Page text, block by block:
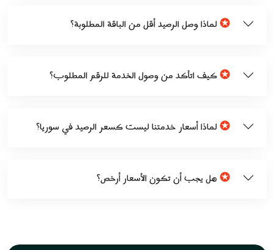
✪لماذا وصل الرصيد أقل من الباقة المطلوبة؟
✪كيف اتأكد من وصول الخدمة للرقم المطلوب؟
✪لماذا أسعار خدمتنا ليست كسعر الرصيد في سوريا؟
✪هل يجب أن تكون الأسعار أرخص؟